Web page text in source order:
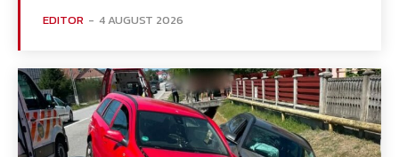
EDITOR - 4 AUGUST 2026